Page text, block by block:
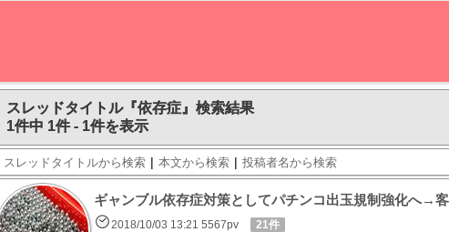
スレッドタイトル『依存症』検索結果
1件中 1件 - 1件を表示
スレッドタイトルから検索 | 本文から検索 | 投稿者名から検索
ギャンブル依存症対策としてパチンコ出玉規制強化へ→
2018/10/03 13:21 5567pv 21件